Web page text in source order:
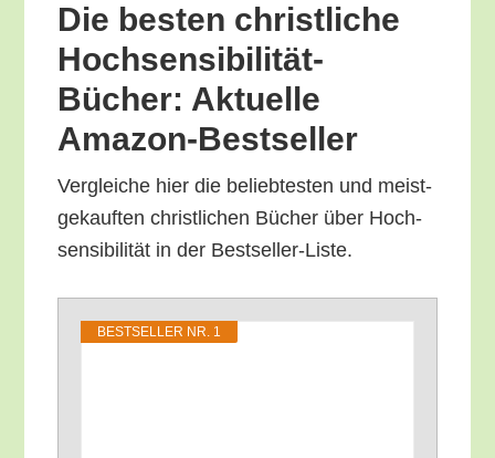
Die bes­ten christ­li­che
Hoch­sen­si­bi­li­tät-
Bücher: Aktu­el­le
Amazon-Bestseller
Ver­glei­che hier die belieb­tes­ten und meist­
ge­kauf­ten christ­li­chen Bücher über Hoch­
sen­si­bi­li­tät in der Bestseller-Liste.
BEST­SEL­LER NR. 1